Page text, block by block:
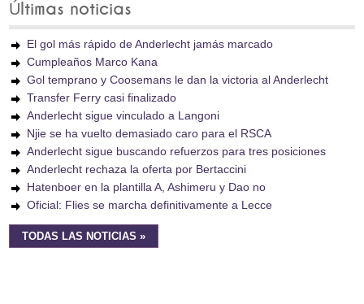
Últimas noticias
El gol más rápido de Anderlecht jamás marcado
Cumpleaños Marco Kana
Gol temprano y Coosemans le dan la victoria al Anderlecht
Transfer Ferry casi finalizado
Anderlecht sigue vinculado a Langoni
Njie se ha vuelto demasiado caro para el RSCA
Anderlecht sigue buscando refuerzos para tres posiciones
Anderlecht rechaza la oferta por Bertaccini
Hatenboer en la plantilla A, Ashimeru y Dao no
Oficial: Flies se marcha definitivamente a Lecce
TODAS LAS NOTICIAS »